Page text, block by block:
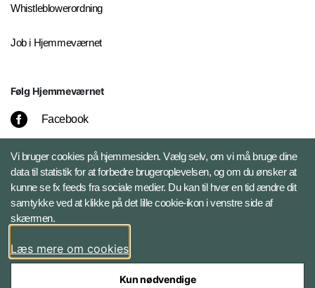
Whistleblowerordning
Job i Hjemmeværnet
Følg Hjemmeværnet
Facebook
Instagram
LinkedIn
X
Vi bruger cookies på hjemmesiden. Vælg selv, om vi må bruge dine
data til statistik for at forbedre brugeroplevelsen, og om du ønsker at
kunne se fx feeds fra sociale medier. Du kan til hver en tid ændre dit
samtykke ved at klikke på det lille cookie-ikon i venstre side af
skærmen.
Læs mere om cookies
Kun nødvendige